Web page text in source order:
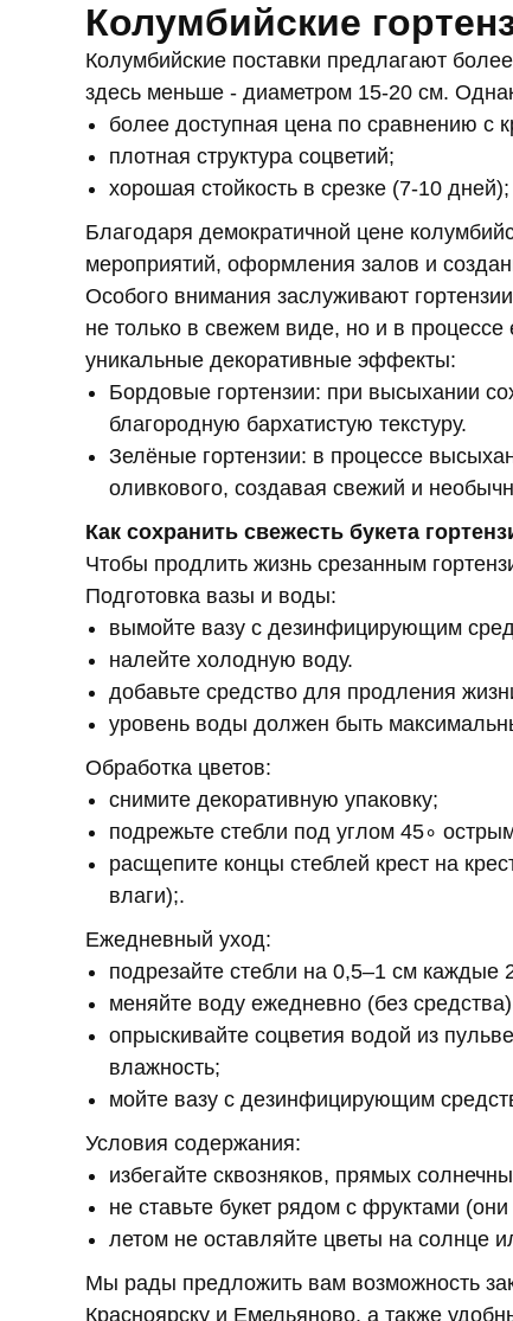
Колумбийские
Колумбийские поставки предлагают
здесь меньше - диаметром 15-20 см.
более доступная цена по сравнению с
плотная структура соцветий;
хорошая стойкость в срезке (7-10 дней);
Благодаря демократичной цене
мероприятий, оформления залов и
Особого внимания заслуживают
не только в свежем виде, но и в процессе
уникальные декоративные эффекты:
Бордовые гортензии: при высыхании
благородную бархатистую текстуру.
Зелёные гортензии: в процессе
оливкового, создавая свежий и
Как сохранить свежесть букета
Чтобы продлить жизнь срезанным
Подготовка вазы и воды:
вымойте вазу с дезинфицирующим
налейте холодную воду.
добавьте средство для продления
уровень воды должен быть
Обработка цветов:
снимите декоративную упаковку;
подрежьте стебли под углом 45∘
расщепите концы стеблей крест на
влаги);.
Ежедневный уход:
подрезайте стебли на 0,5–1 см каждые
меняйте воду ежедневно (без
опрыскивайте соцветия водой из
влажность;
мойте вазу с дезинфицирующим
Условия содержания:
избегайте сквозняков, прямых
не ставьте букет рядом с фруктами
летом не оставляйте цветы на солнце
Мы рады предложить вам возможность
Красноярску и Емельяново, а также